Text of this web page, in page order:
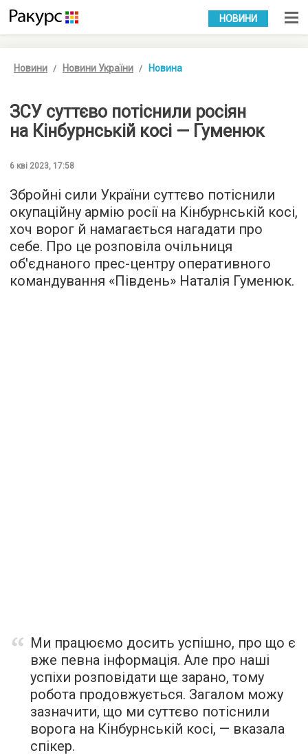
УКР РУС
НОВИНИ
Новини Новини України Новина
ЗСУ суттєво потіснили росіян
на Кінбурнській косі — Гуменюк
6 кві 2023, 17:58
Збройні сили України суттєво потіснили
окупаційну армію росії на Кінбурнській косі,
хоч ворог й намагається нагадати про
себе. Про це розповіла очільниця
об'єднаного прес-центру оперативного
командування «Південь» Наталія Гуменюк.
Ми працюємо досить успішно, про що є
вже певна інформація. Але про наші
успіхи розповідати ще зарано, тому
робота продовжується. Загалом можу
зазначити, що ми суттєво потіснили
ворога на Кінбурнській косі, — вказала
спікер.